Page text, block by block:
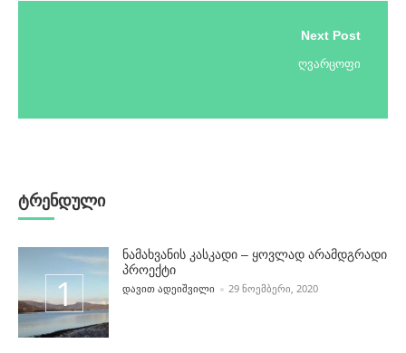
Next Post
ღვარცოფი
ტრენდული
ნამახვანის კასკადი – ყოვლად არამდგრადი
პროექტი
POSTED BY
ᲓᲐᲕᲘᲗ ᲐᲓᲔᲘᲨᲕᲘᲚᲘ 29 ᲜᲝᲔᲛᲑᲔᲠᲘ, 2020